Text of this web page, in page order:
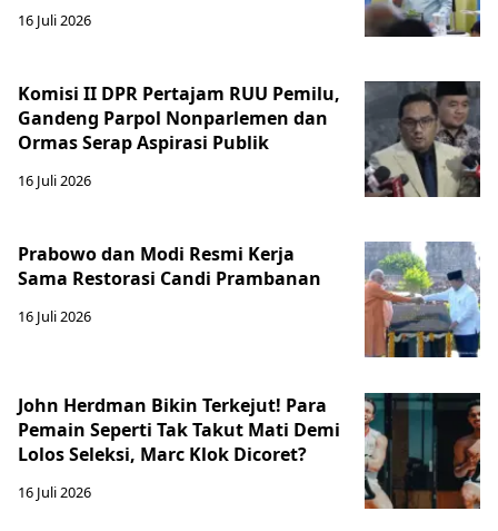
16 Juli 2026
Komisi II DPR Pertajam RUU Pemilu,
Gandeng Parpol Nonparlemen dan
Ormas Serap Aspirasi Publik
16 Juli 2026
Prabowo dan Modi Resmi Kerja
Sama Restorasi Candi Prambanan
16 Juli 2026
John Herdman Bikin Terkejut! Para
Pemain Seperti Tak Takut Mati Demi
Lolos Seleksi, Marc Klok Dicoret?
16 Juli 2026